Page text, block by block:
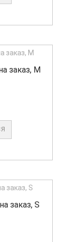
заказ, M
заказ, S